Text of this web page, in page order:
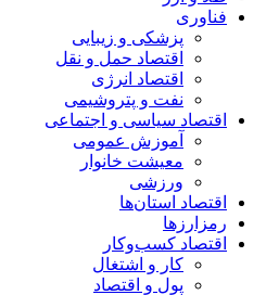
فناوری
پزشکی و زیبایی
اقتصاد حمل و نقل
اقتصاد انرژی
نفت و پتروشیمی
اقتصاد سیاسی و اجتماعی
آموزش عمومی
معیشت خانوار
ورزشی
اقتصاد استان‌ها
رمزارزها
اقتصاد کسب‌و‌کار
کار و اشتغال
پول و اقتصاد